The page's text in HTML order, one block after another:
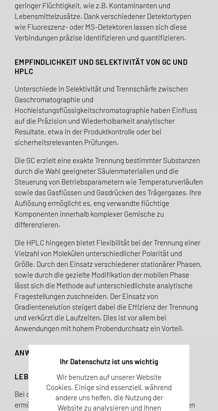
geringer Flüchtigkeit, wie z.B. Kontaminanten und
Lebensmittelzusätze. Dank verschiedener Detektortypen
wie Fluoreszenz- oder MS-Detektoren lassen sich diese
Verbindungen präzise identifizieren und quantifizieren.
EMPFINDLICHKEIT UND SELEKTIVITÄT VON GC UND
HPLC
Unterschiede in Selektivität und Trennschärfe zwischen
Gaschromatographie und
Hochleistungsflüssigkeitschromatographie haben Einfluss
auf die Präzision und Wiederholbarkeit analytischer
Resultate, etwa in der Produktkontrolle oder bei
sicherheitsrelevanten Prüfungen.
Die GC erzielt eine exakte Trennung bestimmter Substanzen
durch die Wahl geeigneter Säulenmaterialien und die
Steuerung von Betriebsparametern wie Temperaturverläufen
sowie das Gasflüssen und Gasdrücken des Trägergases. Ihre
Auflösung ermöglicht es, eng verwandte flüchtige
Komponenten innerhalb komplexer Gemische zu
differenzieren.
Die HPLC hingegen bietet Flexibilität bei der Trennung einer
Vielzahl von Molekülen unterschiedlicher Polarität und
Größe. Durch den Einsatz verschiedener stationärer Phasen,
sowie durch die gezielte Modifikation der mobilen Phase
lässt sich die Methode auf unterschiedlichste analytische
Fragestellungen zuschneiden. Der Einsatz von
Gradientenelution steigert dabei die Effizienz der Trennung
und verkürzt die Laufzeiten. Dies ist vor allem bei
Anwendungen mit hohem Probendurchsatz ein Vorteil.
ANWENDUNGSGEBIETE VON GC UND HPLC
LEBENSMITTEL
Bei der sensorischen Untersuchung von Lebensmitteln
ermöglicht die GC nicht nur das Aufspüren und Bestimmen
Ihr Datenschutz ist uns wichtig
Wir benutzen auf unserer Website
Cookies. Einige sind essenziell, während
andere uns helfen, die Nutzung der
Website zu analysieren und Ihnen